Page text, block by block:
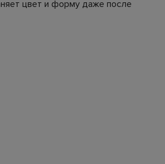
цвет и форму даже после